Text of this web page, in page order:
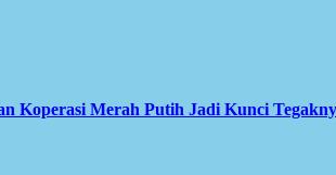
Koperasi Merah Putih Jadi Kunci